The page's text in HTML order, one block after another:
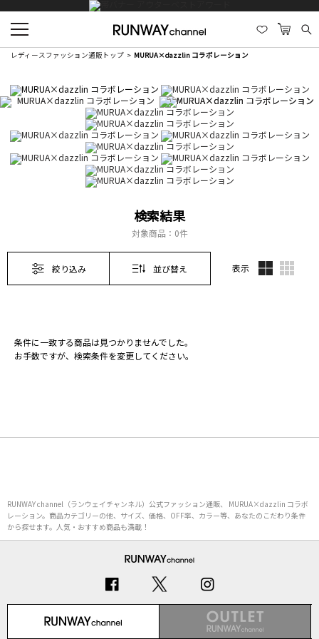
レディースファッション通販トップ MURUA×dazzlin コラボレーション
検索結果
対象商品： 0件
絞り込み 並び替え 表示
条件に一致する商品は見つかりませんでした。
お手数ですが、検索条件を変更してください。
RUNWAY channel（ランウェイチャンネル）公式ファッション通販、 MURUA×dazzlin コラボ
レーション。商品カテゴリーの他、サイズ、価格、OFF率、カラー等、あなたのこだわり条件
から探せます。人気・おすすめ商品も満載！